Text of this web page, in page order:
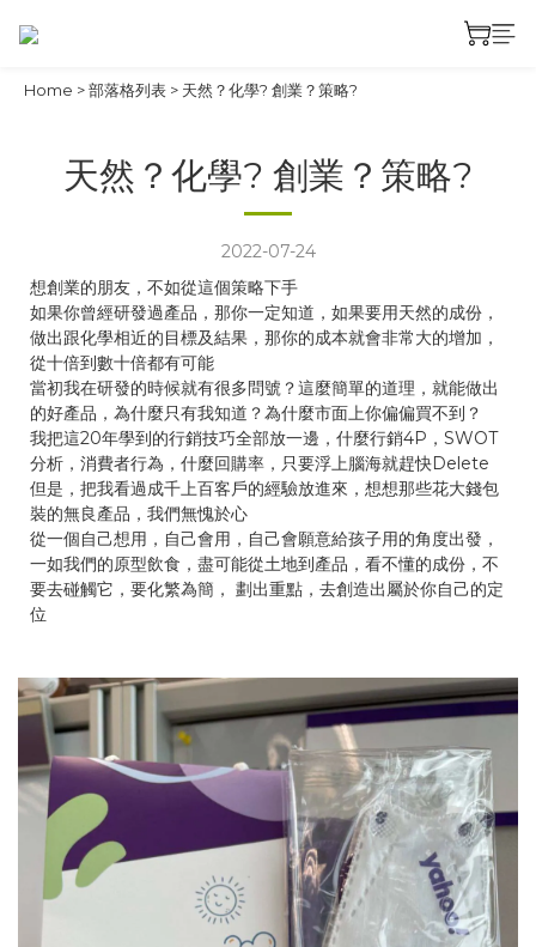
Home >部落格列表 > 天然？化學? 創業？策略?
天然？化學? 創業？策略?
2022-07-24
想創業的朋友，不如從這個策略下手
如果你曾經研發過產品，那你一定知道，如果要用天然的成份，
做出跟化學相近的目標及結果，那你的成本就會非常大的增加，
從十倍到數十倍都有可能
當初我在研發的時候就有很多問號？這麼簡單的道理，就能做出
的好產品，為什麼只有我知道？為什麼市面上你偏偏買不到？
我把這20年學到的行銷技巧全部放一邊，什麼行銷4P，SWOT
分析，消費者行為，什麼回購率，只要浮上腦海就趕快Delete
但是，把我看過成千上百客戶的經驗放進來，想想那些花大錢包
裝的無良產品，我們無愧於心
從一個自己想用，自己會用，自己會願意給孩子用的角度出發，
一如我們的原型飲食，盡可能從土地到產品，看不懂的成份，不
要去碰觸它，要化繁為簡， 劃出重點，去創造出屬於你自己的定
位